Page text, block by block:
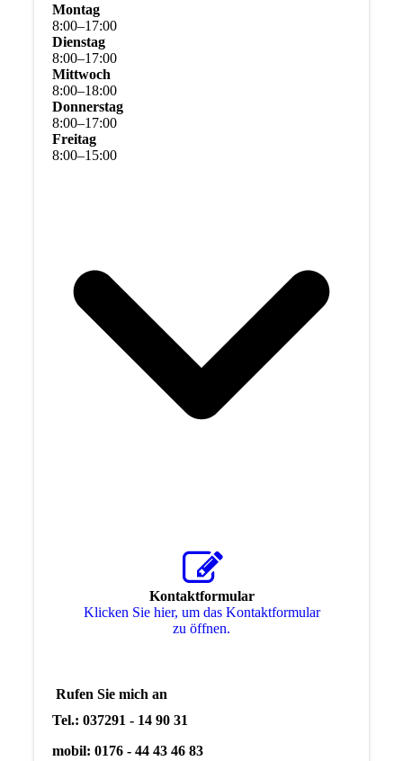
Montag
8:00–17:00
Dienstag
8:00–17:00
Mittwoch
8:00–18:00
Donnerstag
8:00–17:00
Freitag
8:00–15:00
Kontaktformular
Klicken Sie hier, um das Kon­takt­for­mu­lar
zu öffnen.
Rufen Sie mich an
Tel.: 037291 - 14 90 31
mobil: 0176 - 44 43 46 83